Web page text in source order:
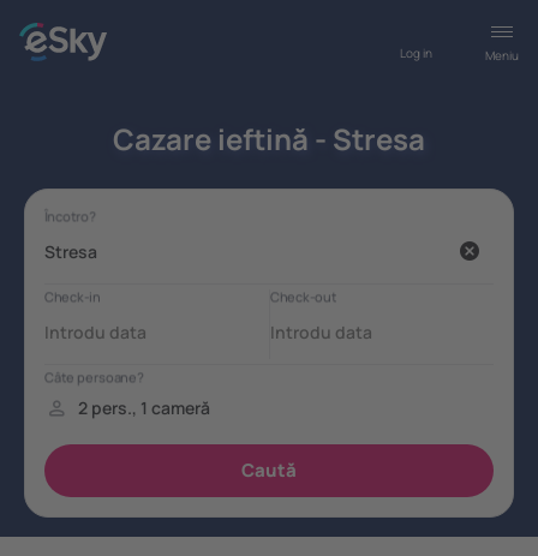
Meniu
Log in
Cazare ieftină - Stresa